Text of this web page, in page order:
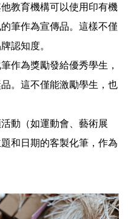
教育機構可以使用印有機
筆作為宣傳品。這樣不僅
認知度。
作為獎勵發給優秀學生，
。這不僅能激勵學生，也
動（如運動會、藝術展
和日期的客製化筆，作為